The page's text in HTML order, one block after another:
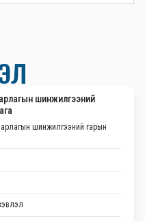
шинжилгээний
шинжилгээний гарын